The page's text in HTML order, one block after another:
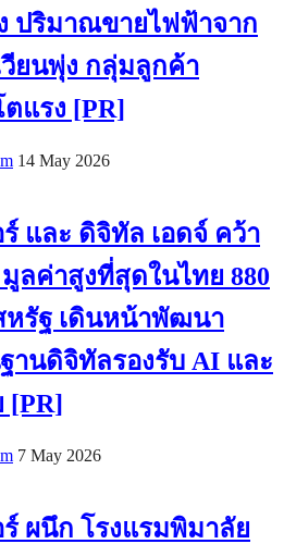
ปริมาณขายไฟฟ้าจาก
ยนพุ่ง กลุ่มลูกค้า
แรง [PR]
14 May 2026
ร์ และ ดิจิทัล เอดจ์ คว้า
ลค่าสูงที่สุดในไทย 880
หรัฐ เดินหน้าพัฒนา
านดิจิทัลรองรับ AI และ
[PR]
7 May 2026
ร์ ผนึก โรงแรมพิมาลัย